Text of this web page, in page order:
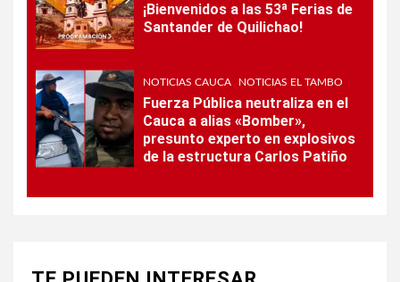
¡Bienvenidos a las 53ª Ferias de
Santander de Quilichao!
NOTICIAS CAUCA NOTICIAS EL TAMBO
Fuerza Pública neutraliza en el
Cauca a alias «Bomber»,
presunto experto en explosivos
de la estructura Carlos Patiño